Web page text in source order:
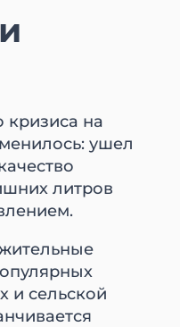
кризиса на
ушел
литров
и сельской